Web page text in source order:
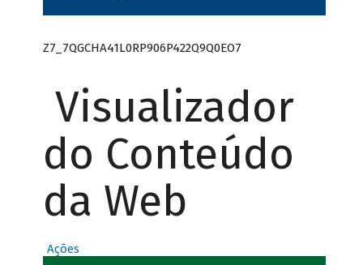
Z7_7QGCHA41L0RP906P422Q9Q0EO7
Visualizador
do Conteúdo
da Web
Ações